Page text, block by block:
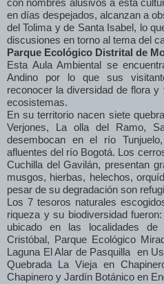
con nombres alusivos a esta
en días despejados, alcanzan a
del Tolima y de Santa Isabel, lo
discusiones en torno al tema del
Parque Ecológico Distrital de
Esta Aula Ambiental se
Andino por lo que sus
reconocer la diversidad de flora
ecosistemas.
En su territorio nacen siete
Verjones, La olla del Ramo,
desembocan en el río
afluentes del río Bogotá. Los
Cuchilla del Gavilán, presentan
musgos, hierbas, helechos,
pesar de su degradación son
Los 7 tesoros naturales
riqueza y su biodiversidad
ubicado en las localidades
Cristóbal, Parque Ecológico
Laguna El Alar de Pasquilla en
Quebrada La Vieja en
Chapinero y Jardín Botánico en